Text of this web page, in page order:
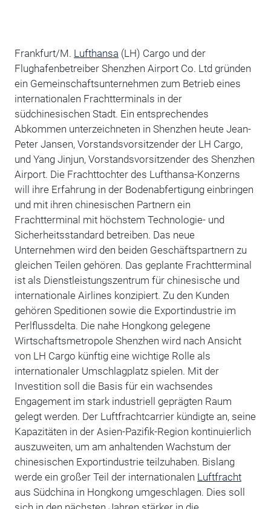
Frankfurt/M. Lufthansa (LH) Cargo und der
Flughafenbetreiber Shenzhen Airport Co. Ltd gründen
ein Gemeinschaftsunternehmen zum Betrieb eines
internationalen Frachtterminals in der
südchinesischen Stadt. Ein entsprechendes
Abkommen unterzeichneten in Shenzhen heute Jean-
Peter Jansen, Vorstandsvorsitzender der LH Cargo,
und Yang Jinjun, Vorstandsvorsitzender des Shenzhen
Airport. Die Frachttochter des Lufthansa-Konzerns
will ihre Erfahrung in der Bodenabfertigung einbringen
und mit ihren chinesischen Partnern ein
Frachtterminal mit höchstem Technologie- und
Sicherheitsstandard betreiben. Das neue
Unternehmen wird den beiden Geschäftspartnern zu
gleichen Teilen gehören. Das geplante Frachtterminal
ist als Dienstleistungszentrum für chinesische und
internationale Airlines konzipiert. Zu den Kunden
gehören Speditionen sowie die Exportindustrie im
Perlflussdelta. Die nahe Hongkong gelegene
Wirtschaftsmetropole Shenzhen wird nach Ansicht
von LH Cargo künftig eine wichtige Rolle als
internationaler Umschlagplatz spielen. Mit der
Investition soll die Basis für ein wachsendes
Engagement im stark industriell geprägten Raum
gelegt werden. Der Luftfrachtcarrier kündigte an, seine
Kapazitäten in der Asien-Pazifik-Region kontinuierlich
auszuweiten, um am anhaltenden Wachstum der
chinesischen Exportindustrie teilzuhaben. Bislang
werde ein großer Teil der internationalen Luftfracht
aus Südchina in Hongkong umgeschlagen. Dies soll